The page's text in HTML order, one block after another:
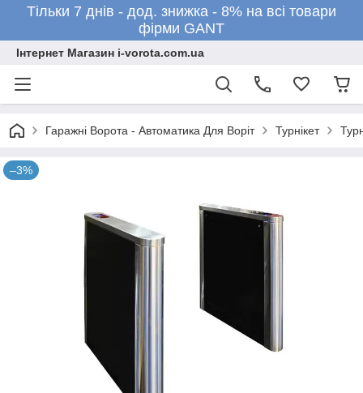
Тільки 7 днів - дод. знижка - 8% на всі товари
фірми GANT
Інтернет Магазин i-vorota.com.ua
Гаражні Ворота - Автоматика Для Воріт Турнікет
–3%